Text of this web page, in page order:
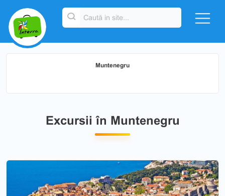
Muntenegru
Excursii în Muntenegru